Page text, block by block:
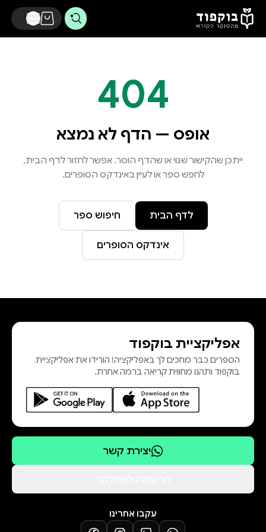
דלג לתוכן הראשי
404
אופס — הדף לא נמצא
ייתכן שהקישור שגוי או שהדף הוסר. אפשר לחזור לדף הבית,
לחפש ספר או לעיין באינדקס הסופרים.
לדף הבית חיפוש ספר
אינדקס הסופרים
אפליקציית בוקפוד
הספרים כבר מחכים לך באפליקציה! הורידו את אפליקציית
בוקפוד ותהנו מחווית קריאה ברמה אחרת.
יצירת קשר
עקבו אחרינו